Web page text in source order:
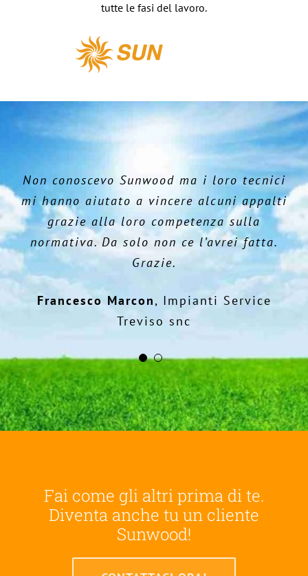
tutte le fasi del lavoro.
Non conoscevo Sunwood ma i loro tecnici
mi hanno aiutato a vincere alcuni appalti
grazie alla loro competenza sulla
normativa. Da solo non ce l’avrei fatta.
Grazie.
Francesco Marcon
Impianti Service
Treviso snc
Finalmente una gamma di prodotti facili
da installare anche per un giovane come
me che ha appena iniziato questa
attività. E con un rapporto qualità/prezzo
ottimo.
Alessio Carlin,Eco Impianti srl
Diventa anche tu un cliente
Sunwood!
CONTATTACI ORA!